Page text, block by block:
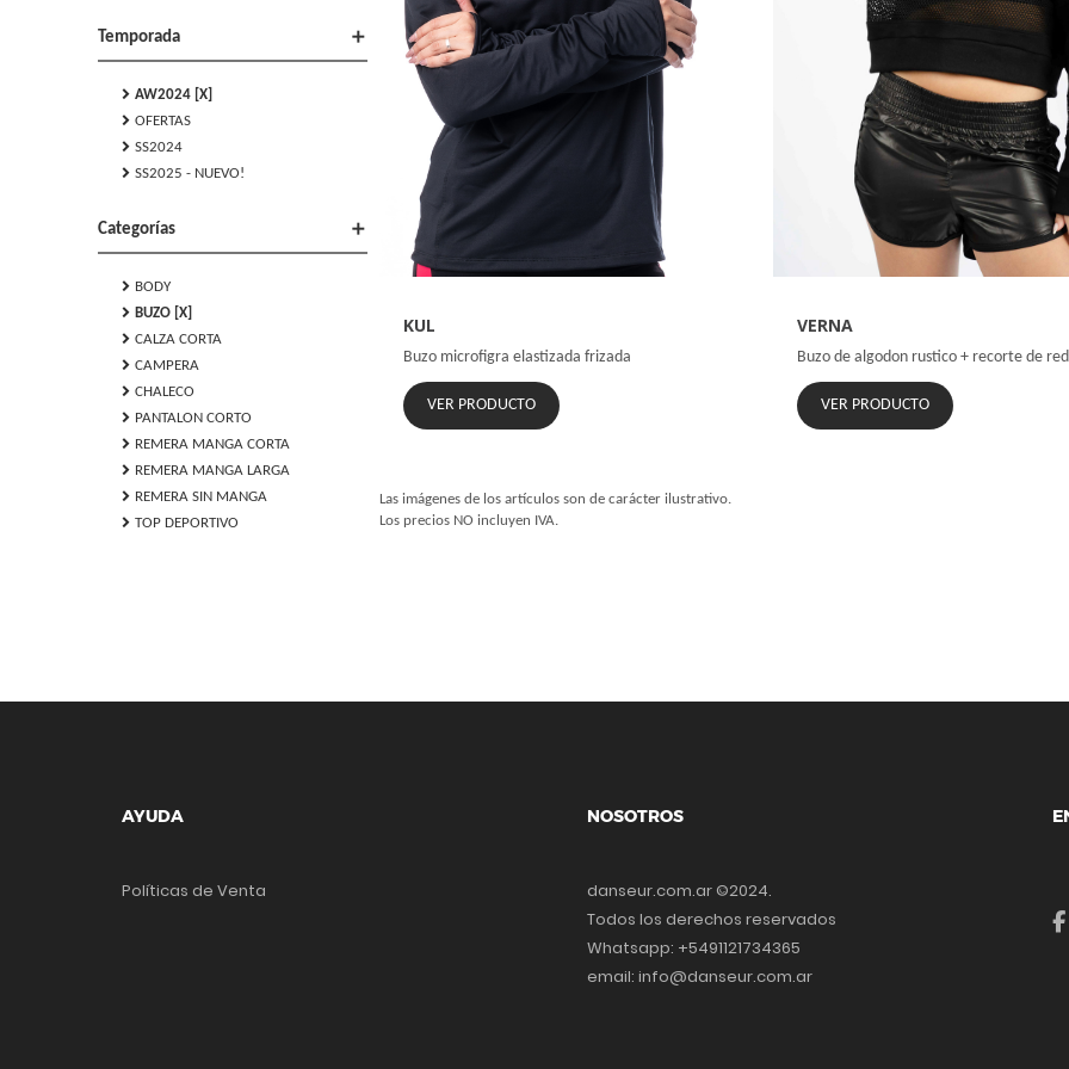
Temporada add
chevron_right AW2024 [X]
chevron_right OFERTAS
chevron_right SS2024
chevron_right SS2025 - NUEVO!
Categorías add
chevron_right BODY
chevron_right BUZO [X]
chevron_right CALZA CORTA
chevron_right CAMPERA
chevron_right CHALECO
chevron_right PANTALON CORTO
chevron_right REMERA MANGA CORTA
chevron_right REMERA MANGA LARGA
chevron_right REMERA SIN MANGA
chevron_right TOP DEPORTIVO
KUL
Buzo microfigra elastizada frizada
VER PRODUCTO
VERNA
Buzo de algodon rustico + recorte de red
VER PRODUCTO
Las imágenes de los artículos son de carácter ilustrativo.
Los precios NO incluyen IVA.
AYUDA
Políticas de Venta
NOSOTROS
danseur.com.ar ©2024.
Todos los derechos reservados
Whatsapp: +5491121734365
email: info@danseur.com.ar